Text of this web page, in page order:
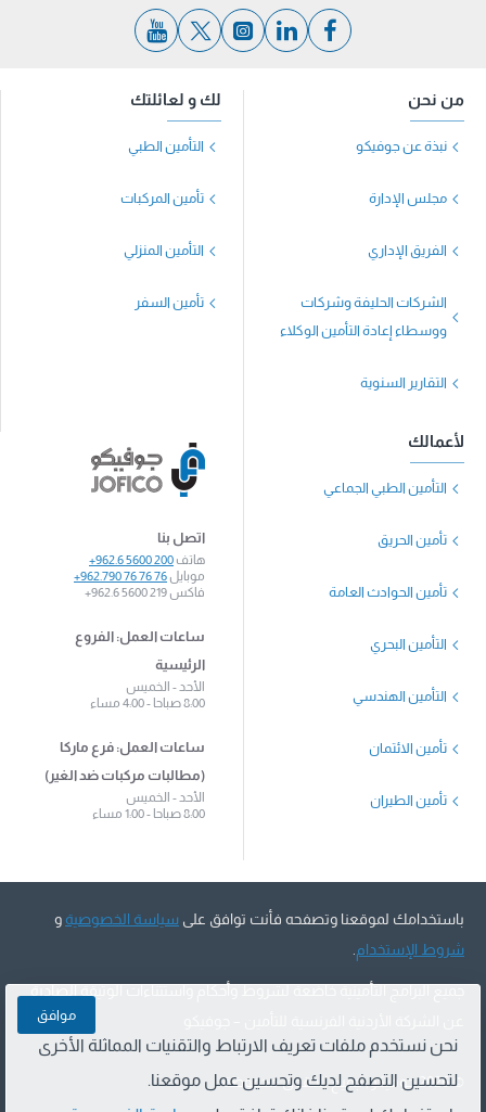
نحن نستخدم ملفات تعريف الارتباط والتقنيات المماثلة الأخرى
لتحسين التصفح لديك وتحسين عمل موقعنا.
موافق
من نحن
نبذة عن جوفيكو
مجلس الإدارة
الفريق الإداري
الشركات الحليفة وشركات
ووسطاء إعادة التأمين الوكلاء
التقارير السنوية
لك و لعائلتك
التأمين الطبي
تأمين المركبات
التأمين المنزلي
تأمين السفر
لأعمالك
التأمين الطبي الجماعي
تأمين الحريق
تأمين الحوادث العامة
التأمين البحري
التأمين الهندسي
تأمين الائتمان
تأمين الطيران
اتصل بنا
هاتف +962.6 5600 200
موبايل +962.790 76 76 76
فاكس +962.6 5600 219
ساعات العمل: الفروع
الرئيسية
الأحد - الخميس
8:00 صباحا - 4:00 مساء
ساعات العمل: فرع ماركا
(مطالبات مركبات ضد الغير)
الأحد - الخميس
8:00 صباحا - 1:00 مساء
باستخدامك لموقعنا وتصفحه فأنت توافق على سياسة الخصوصية و
شروط الإستخدام
©2026 جوفيكو, جميع الحقوق محفوظة